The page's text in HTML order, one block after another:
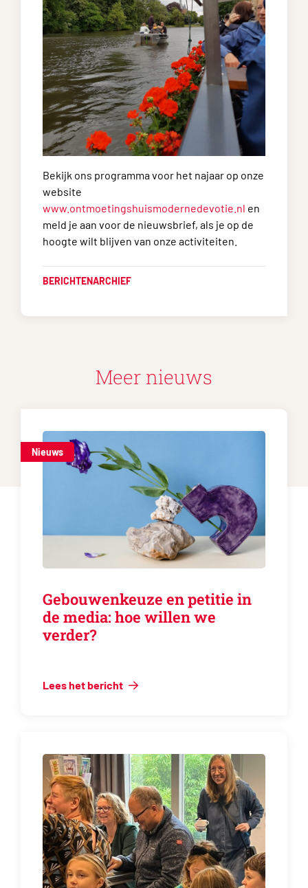
Bekijk ons programma voor het najaar op onze
website
www.ontmoetingshuismodernedevotie.nl en
meld je aan voor de nieuwsbrief, als je op de
hoogte wilt blijven van onze activiteiten.
BERICHTENARCHIEF
Meer nieuws
Nieuws
Gebouwenkeuze en petitie in
de media: hoe willen we
verder?
Lees het bericht